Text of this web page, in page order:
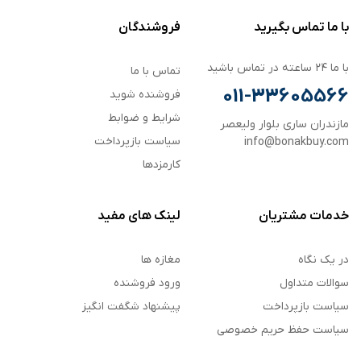
با ما تماس بگیرید
با ما ۲۴ ساعته در تماس باشید
011-33605566
مازندران ساری بلوار ولیعصر
info@bonakbuy.com
فروشندگان
تماس با ما
فروشنده شوید
شرایط و ضوابط
سیاست بازپرداخت
کارمزدها
خدمات مشتریان
در یک نگاه
سوالات متداول
سیاست بازپرداخت
سیاست حفظ حریم خصوصی
لینک های مفید
مغازه ها
ورود فروشنده
پیشنهاد شگفت انگیز